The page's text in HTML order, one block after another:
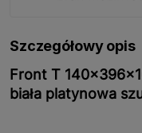
Szczegółowy opis
Front T
biała platynowa